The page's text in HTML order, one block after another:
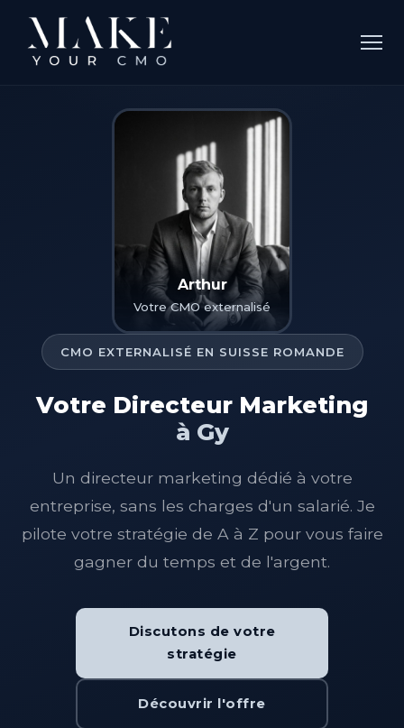
CMO EXTERNALISÉ EN SUISSE ROMANDE
Votre Directeur Marketing
à Gy
Un directeur marketing dédié à votre
entreprise, sans les charges d'un salarié. Je
pilote votre stratégie de A à Z pour vous faire
gagner du temps et de l'argent.
Discutons de votre
stratégie
Découvrir l'offre
Arthur
Votre CMO externalisé